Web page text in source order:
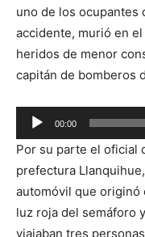
uno de los ocupantes
accidente, murió en
heridos de menor
capitán de bomberos
Reproductor
de
audio
00:00
Por su parte el oficial
prefectura
automóvil que originó
luz roja del semáforo
viajaban tres